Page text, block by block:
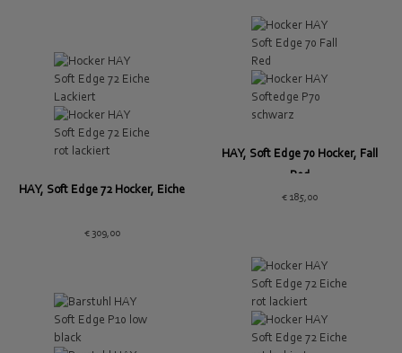
HAY, Soft Edge 70 Hocker, Fall
Red
€ 185,00
HAY, Soft Edge 72 Hocker, Eiche
€309,00